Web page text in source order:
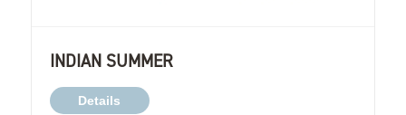
INDIAN SUMMER
Details